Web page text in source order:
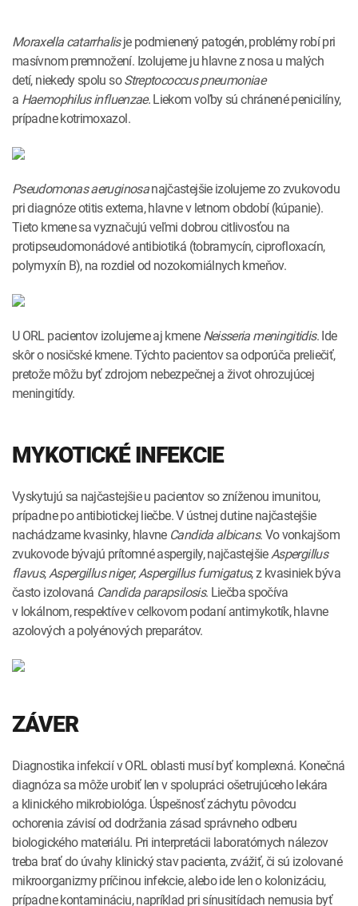
Moraxella catarrhalisje podmienený patogén, problémy robí pri
masívnom premnožení. Izolujeme ju hlavne z nosa u malých
detí, niekedy spolu soStreptococcuspneumoniae
a Haemophilusinfluenzae. Liekom voľby sú chránené penicilíny,
prípadne kotrimoxazol.
Pseudomonasaeruginosanajčastejšie izolujeme zo zvukovodu
pri diagnóze otitis externa, hlavne v letnom období (kúpanie).
Tieto kmene sa vyznačujú veľmi dobrou citlivosťou na
protipseudomonádové antibiotiká (tobramycín, ciprofloxacín,
polymyxín B), na rozdiel od nozokomiálnych kmeňov.
U ORL pacientov izolujeme aj kmeneNeisseria meningitidis. Ide
skôr o nosičské kmene. Týchto pacientov sa odporúča preliečiť,
pretože môžu byť zdrojom nebezpečnej a život ohrozujúcej
meningitídy.
MYKOTICKÉ INFEKCIE
Vyskytujú sa najčastejšie u pacientov so zníženou imunitou,
prípadne po antibiotickej liečbe. V ústnej dutine najčastejšie
nachádzame kvasinky, hlavne Candidaalbicans. Vo vonkajšom
zvukovode bývajú prítomné aspergily, najčastejšieAspergillus
flavus,Aspergillusniger,Aspergillus fumigatus, z kvasiniek býva
často izolovaná Candida parapsilosis. Liečba spočíva
v lokálnom, respektíve v celkovom podaní antimykotík, hlavne
azolových a polyénových preparátov.
ZÁVER
Diagnostika infekcií v ORL oblasti musí byť komplexná. Konečná
diagnóza sa môže urobiť len v spolupráci ošetrujúceho lekára
a klinického mikrobiológa. Úspešnosť záchytu pôvodcu
ochorenia závisí od dodržania zásad správneho odberu
biologického materiálu. Pri interpretácii laboratórnych nálezov
treba brať do úvahy klinický stav pacienta, zvážiť, či sú izolované
mikroorganizmy príčinou infekcie, alebo ide len o kolonizáciu,
prípadne kontamináciu, napríklad pri sínusitídach nemusia byť